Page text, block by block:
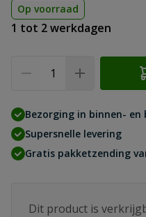
Op voorraad
1 tot 2 werkdagen
Bezorging in binnen- en
Supersnelle levering
Gratis pakketzending
Dit product is